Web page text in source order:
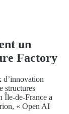
un
Factory
d’innovation
structures
Île-de-France a
« Open AI